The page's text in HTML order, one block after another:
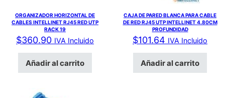
ORGANIZADOR HORIZONTAL DE
CABLES INTELLINET RJ45 RED UTP
RACK 19
$360.90 IVA Incluido
Añadir al carrito
CAJA DE PARED BLANCA PARA CABLE
DE RED RJ45 UTP INTELLINET 4.80CM
PROFUNDIDAD
$101.64 IVA Incluido
Añadir al carrito